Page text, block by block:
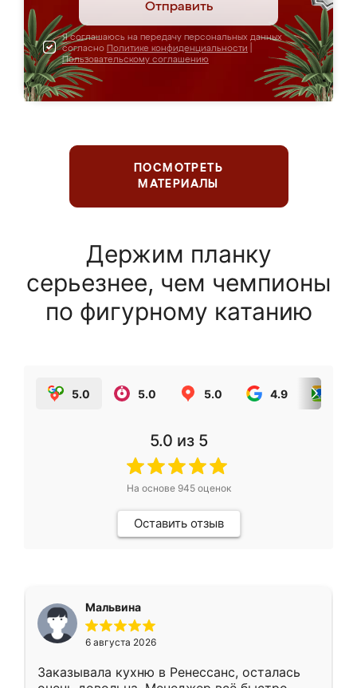
Отправить
Я соглашаюсь на передачу персональных данных
согласно Политике конфиденциальности
Пользовательскому соглашению
ПОСМОТРЕТЬ
МАТЕРИАЛЫ
Держим планку
серьезнее, чем чемпионы
по фигурному катанию
5.0 5.0 5.0 4.9
5.0 из 5
На основе 945оценок
Оставить отзыв
Мальвина
6 августа 2026
Заказывала кухню в Ренессанс, осталась